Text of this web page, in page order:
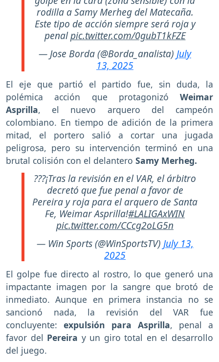
rodilla a Samy Merheg del Matecaña.
Este tipo de acción siempre será roja y
penalpic.twitter.com/0gubT1kFZE
— Jose Borda (@Borda_analista) July
13, 2025
El eje que partió el partido fue, sin duda, la
polémica acción que protagonizó Weimar
Asprilla, el nuevo arquero del campeón
colombiano. En tiempo de adición de la primera
mitad, el portero salió a cortar una jugada
peligrosa, pero su intervención terminó en una
brutal colisión con el delantero Samy Merheg.
???¡Tras la revisión en el VAR, el árbitro
decretó que fue penal a favor de
Pereira y roja para el arquero de Santa
Fe, Weimar Asprilla!#LALIGAxWIN
pic.twitter.com/CCcg2oLG5n
— Win Sports (@WinSportsTV) July 13,
2025
El golpe fue directo al rostro, lo que generó una
impactante imagen por la sangre que brotó de
inmediato. Aunque en primera instancia no se
sancionó nada, la revisión del VAR fue
concluyente: expulsión para Asprilla, penal a
favor del Pereira y un giro total en el desarrollo
del juego.